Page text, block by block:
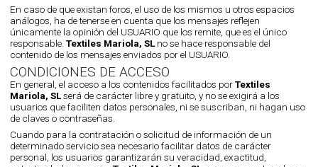
En caso de que existan foros, el uso de los mismos u otros espacios
análogos, ha de tenerse en cuenta que los mensajes reflejen
únicamente la opinión del USUARIO que los remite, que es el único
responsable. Textiles Mariola, SLno se hace responsable del
contenido de los mensajes enviados por el USUARIO.
CONDICIONES DE ACCESO
En general, el acceso a los contenidos facilitados porTextiles
Mariola, SLserá de carácter libre y gratuito, y no se exigirá a los
usuarios que faciliten datos personales, ni se suscriban, ni hagan uso
de claves o contraseñas.
Cuando para la contratación o solicitud de información de un
determinado servicio sea necesario facilitar datos de carácter
personal, los usuarios garantizarán su veracidad, exactitud,